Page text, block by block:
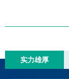
实力雄厚